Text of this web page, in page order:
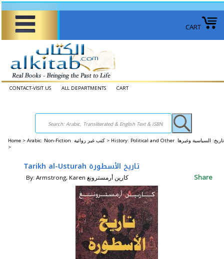
CART
CONTACT-VISIT US ALL DEPARTMENTS CART
Home > Arabic: Non-Fiction كتب غير روائية > History: Political and Other تاريخ: السياسية وغيرها
>
By: Armstrong, Karen كارين أرمسترونغ Share